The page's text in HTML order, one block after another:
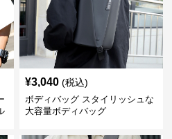
¥3,040 (税込)
ボディバッグ スタイリッシュな
大容量ボディバッグ